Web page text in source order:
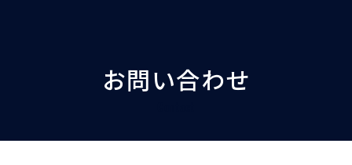
お問い合わせ